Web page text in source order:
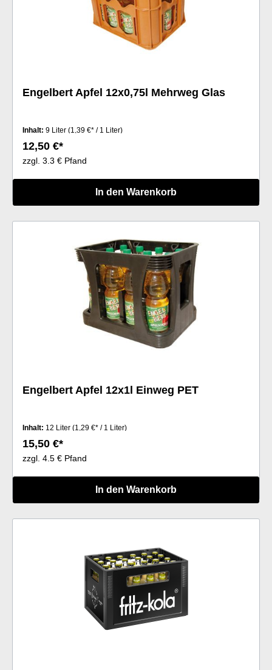
Engelbert Apfel 12x0,75l Mehrweg Glas
Inhalt: 9 Liter (1,39 €* / 1 Liter)
12,50 €*
zzgl. 3.3 € Pfand
In den Warenkorb
Engelbert Apfel 12x1l Einweg PET
Inhalt: 12 Liter (1,29 €* / 1 Liter)
15,50 €*
zzgl. 4.5 € Pfand
In den Warenkorb